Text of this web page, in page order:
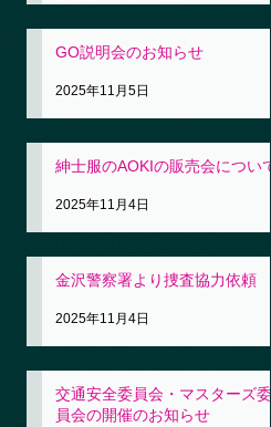
GO説明会のお知らせ
2025年11月5日
紳士服のAOKIの販売会について
2025年11月4日
金沢警察署より捜査協力依頼
2025年11月4日
交通安全委員会・マスターズ委
員会の開催のお知らせ